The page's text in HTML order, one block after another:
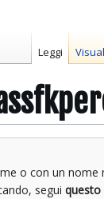
o con un
seguiquesto
Leggi